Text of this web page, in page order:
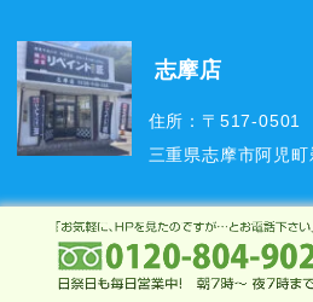
志摩店
住所：〒517-0501
三重県志摩市阿児
伊賀・名張店
住所：〒518-0625